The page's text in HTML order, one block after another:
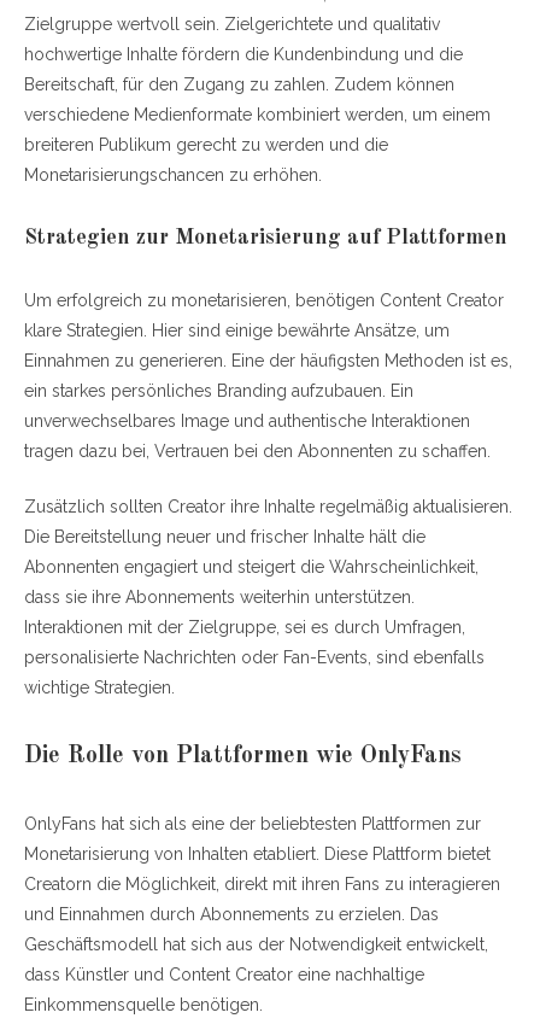
Zielgruppe wertvoll sein. Zielgerichtete und qualitativ
hochwertige Inhalte fördern die Kundenbindung und die
Bereitschaft, für den Zugang zu zahlen. Zudem können
verschiedene Medienformate kombiniert werden, um einem
breiteren Publikum gerecht zu werden und die
Monetarisierungschancen zu erhöhen.
Strategien zur Monetarisierung auf Plattformen
Um erfolgreich zu monetarisieren, benötigen Content Creator
klare Strategien. Hier sind einige bewährte Ansätze, um
Einnahmen zu generieren. Eine der häufigsten Methoden ist es,
ein starkes persönliches Branding aufzubauen. Ein
unverwechselbares Image und authentische Interaktionen
tragen dazu bei, Vertrauen bei den Abonnenten zu schaffen.
Zusätzlich sollten Creator ihre Inhalte regelmäßig aktualisieren.
Die Bereitstellung neuer und frischer Inhalte hält die
Abonnenten engagiert und steigert die Wahrscheinlichkeit,
dass sie ihre Abonnements weiterhin unterstützen.
Interaktionen mit der Zielgruppe, sei es durch Umfragen,
personalisierte Nachrichten oder Fan-Events, sind ebenfalls
wichtige Strategien.
Die Rolle von Plattformen wie OnlyFans
OnlyFans hat sich als eine der beliebtesten Plattformen zur
Monetarisierung von Inhalten etabliert. Diese Plattform bietet
Creatorn die Möglichkeit, direkt mit ihren Fans zu interagieren
und Einnahmen durch Abonnements zu erzielen. Das
Geschäftsmodell hat sich aus der Notwendigkeit entwickelt,
dass Künstler und Content Creator eine nachhaltige
Einkommensquelle benötigen.